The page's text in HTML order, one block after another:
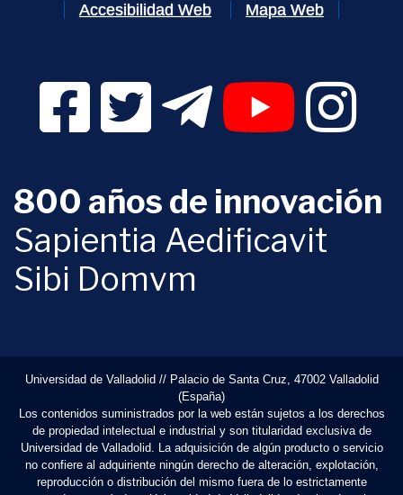
Accesibilidad Web Mapa Web
Facebook Digital UVa (se abrirá en una nueva
Twitter Digital UVa (se abrirá en una
Telegram Digital UVa (se
YouTube Digital
800 años de innovación
Sapientia Aedificavit
Sibi Domvm
Universidad de Valladolid // Palacio de Santa Cruz, 47002 Valladolid
(España)
Los contenidos suministrados por la web están sujetos a los derechos
de propiedad intelectual e industrial y son titularidad exclusiva de
Universidad de Valladolid. La adquisición de algún producto o servicio
no confiere al adquiriente ningún derecho de alteración, explotación,
reproducción o distribución del mismo fuera de lo estrictamente